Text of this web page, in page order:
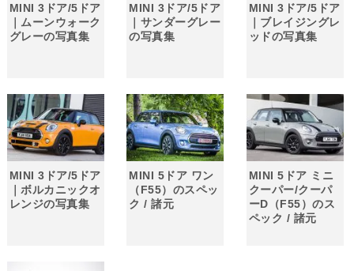
MINI 3ドア/5ドア
｜ムーンウォーク
グレーの写真集
MINI 3ドア/5ドア
｜サンダーグレー
の写真集
MINI 3ドア/5ドア
｜ブレイジングレ
ッドの写真集
MINI 3ドア/5ドア
｜ボルカニックオ
レンジの写真集
MINI 5ドア ワン
（F55）のスペッ
ク / 諸元
MINI 5ドア ミニ
クーパー/クーパ
ーD（F55）のス
ペック / 諸元